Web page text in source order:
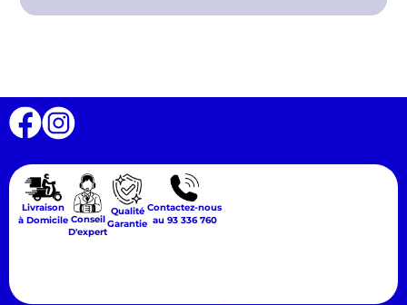
Livraison
à Domicile Conseil
D'expert
Qualité
Garantie
Contactez-nous
au 93 336 760